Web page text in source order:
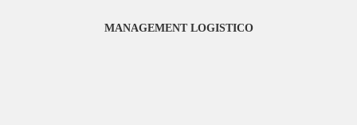
MANAGEMENT LOGISTICO